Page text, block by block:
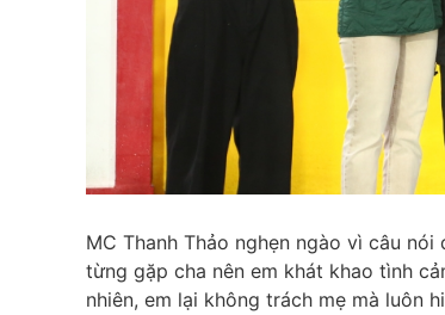
MC Thanh Thảo nghẹn ngào vì câu
từng gặp cha nên em khát khao tình
nhiên, em lại không trách mẹ mà luôn